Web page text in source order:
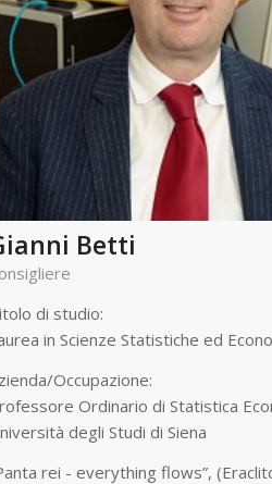
Betti
di studio:
in Scienze Statistiche ed
Occupazione:
Ordinario di Statistica
degli Studi di Siena
rei - everything flows”,